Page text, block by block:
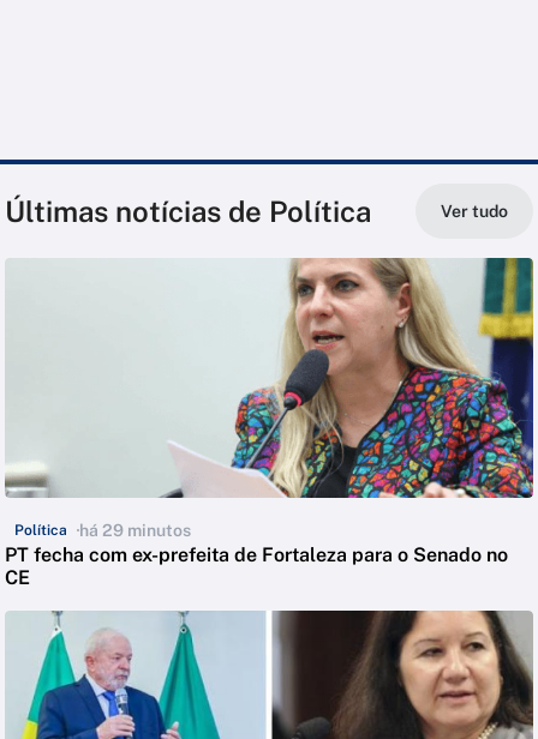
Últimas notícias de Política Ver tudo
Política há 29 minutos
PT fecha com ex-prefeita de Fortaleza para o Senado no
CE